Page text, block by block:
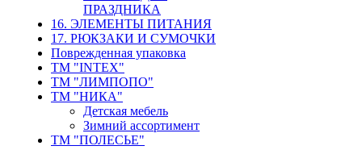
ПРАЗДНИКА
16. ЭЛЕМЕНТЫ ПИТАНИЯ
17. РЮКЗАКИ И СУМОЧКИ
Поврежденная упаковка
ТМ "INTEX"
ТМ "ЛИМПОПО"
ТМ "НИКА"
Детская мебель
Зимний ассортимент
ТМ "ПОЛЕСЬЕ"